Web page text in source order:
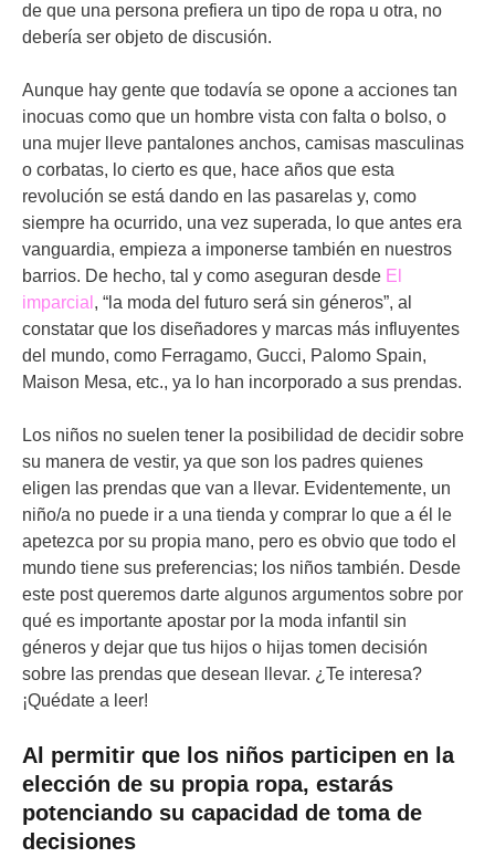
de que una persona prefiera un tipo de ropa u otra, no
debería ser objeto de discusión.
Aunque hay gente que todavía se opone a acciones tan
inocuas como que un hombre vista con falta o bolso, o
una mujer lleve pantalones anchos, camisas masculinas
o corbatas, lo cierto es que, hace años que esta
revolución se está dando en las pasarelas y, como
siempre ha ocurrido, una vez superada, lo que antes era
vanguardia, empieza a imponerse también en nuestros
barrios. De hecho, tal y como aseguran desde El
imparcial , “la moda del futuro será sin géneros”, al
constatar que los diseñadores y marcas más influyentes
del mundo, como Ferragamo, Gucci, Palomo Spain,
Maison Mesa, etc., ya lo han incorporado a sus prendas.
Los niños no suelen tener la posibilidad de decidir sobre
su manera de vestir, ya que son los padres quienes
eligen las prendas que van a llevar. Evidentemente, un
niño/a no puede ir a una tienda y comprar lo que a él le
apetezca por su propia mano, pero es obvio que todo el
mundo tiene sus preferencias; los niños también. Desde
este post queremos darte algunos argumentos sobre por
qué es importante apostar por la moda infantil sin
géneros y dejar que tus hijos o hijas tomen decisión
sobre las prendas que desean llevar. ¿Te interesa?
¡Quédate a leer!
Al permitir que los niños participen en la
elección de su propia ropa, estarás
potenciando su capacidad de toma de
decisiones